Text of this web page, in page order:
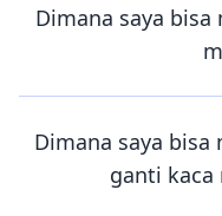
Dimana saya
Dimana saya bisa
ganti kaca